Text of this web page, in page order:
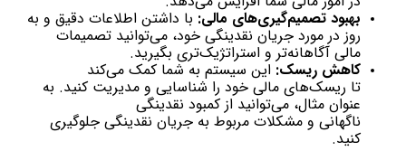
بهبود تصمیم‌گیری‌های مالی: با داشتن اطلاعات دقیق و به
روز در مورد جریان نقدینگی خود، می‌توانید تصمیمات
مالی آگاهانه‌تر و استراتژیک‌تری بگیرید.
کاهش ریسک: این سیستم به شما کمک می‌کند
تا ریسک‌های مالی خود را شناسایی و مدیریت کنید. به
عنوان مثال، می‌توانید از کمبود نقدینگی
ناگهانی و مشکلات مربوط به جریان نقدینگی جلوگیری
کنید.